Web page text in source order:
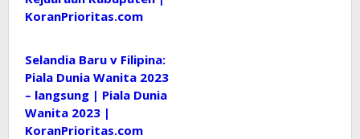
KoranPrioritas.com
Selandia Baru v Filipina:
Piala Dunia Wanita 2023
– langsung | Piala Dunia
Wanita 2023 |
KoranPrioritas.com